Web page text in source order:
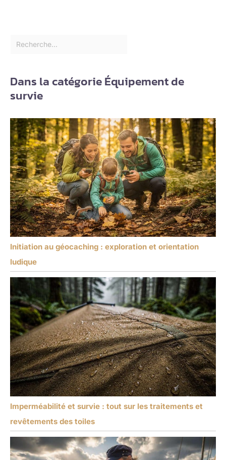
Dans la catégorie Équipement de
survie
Initiation au géocaching : exploration et orientation
ludique
Imperméabilité et survie : tout sur les traitements et
revêtements des toiles